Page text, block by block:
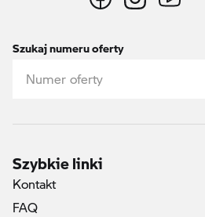
Szukaj numeru oferty
Szybkie linki
Kontakt
FAQ